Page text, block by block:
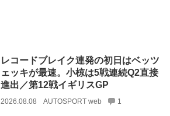
レコードブレイク連発の初日はベッツ
ェッキが最速。小椋は5戦連続Q2直接
進出／第12戦イギリスGP
2026.08.08 AUTOSPORT web 1